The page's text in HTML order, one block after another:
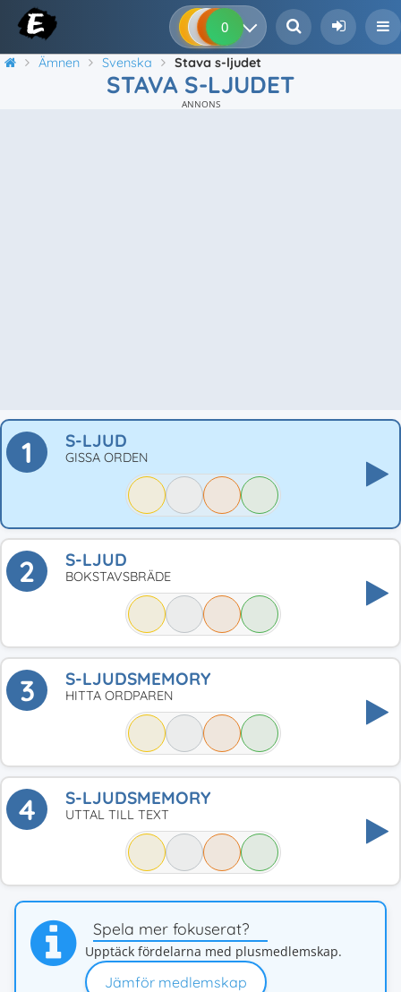
0 0 0
Ämnen Svenska Stava s-ljudet
STAVA S-LJUDET
ANNONS
1 S-LJUD
GISSA ORDEN
2 S-LJUD
BOKSTAVSBRÄDE
3 S-LJUDSMEMORY
HITTA ORDPAREN
4 S-LJUDSMEMORY
UTTAL TILL TEXT
Spela mer fokuserat?
Upptäck fördelarna med plusmedlemskap.
Jämför medlemskap